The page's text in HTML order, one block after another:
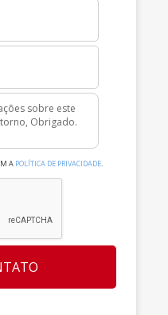
A POLÍTICA DE PRIVACIDADE.
CONTATO